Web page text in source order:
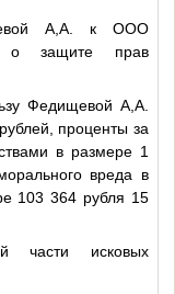
А,А.
к ООО
о защите прав
Федищевой А,А.
проценты за
в размере 1
вреда в
103 364 рубля 15
части исковых